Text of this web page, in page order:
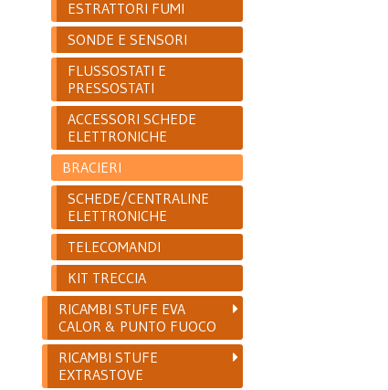
ESTRATTORI FUMI
SONDE E SENSORI
FLUSSOSTATI E
PRESSOSTATI
ACCESSORI SCHEDE
ELETTRONICHE
BRACIERI
SCHEDE/CENTRALINE
ELETTRONICHE
TELECOMANDI
KIT TRECCIA
RICAMBI STUFE EVA
CALOR & PUNTO FUOCO
RICAMBI STUFE
EXTRASTOVE